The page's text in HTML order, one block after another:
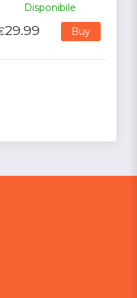
Disponibile
29.99 Buy